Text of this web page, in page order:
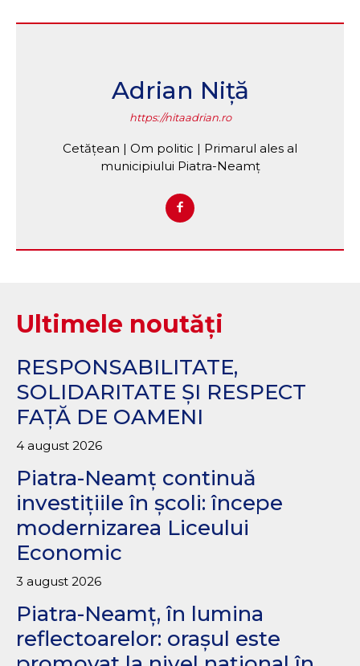
Adrian Niță
https://nitaadrian.ro
Cetățean | Om politic | Primarul ales al
municipiului Piatra-Neamț
Ultimele noutăți
RESPONSABILITATE,
SOLIDARITATE ȘI RESPECT
FAȚĂ DE OAMENI
4 august 2026
Piatra-Neamț continuă
investițiile în școli: începe
modernizarea Liceului
Economic
3 august 2026
Piatra-Neamț, în lumina
reflectoarelor: orașul este